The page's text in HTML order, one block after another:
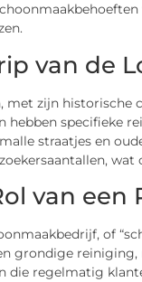
van de
met zijn historische
hebben specifieke
straatjes en
van
of
grondige
die regelmatig